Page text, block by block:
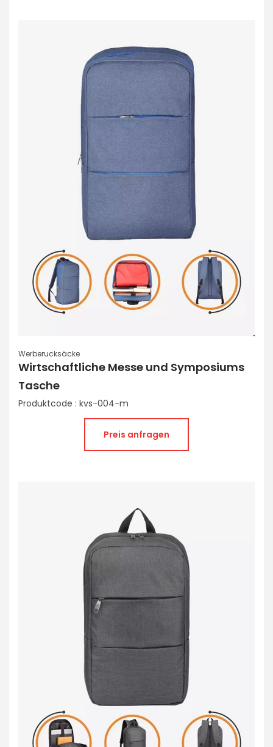
Werberucksäcke
Wirtschaftliche Messe und Symposiums
Tasche
Produktcode : kvs-004-m
Preis anfragen